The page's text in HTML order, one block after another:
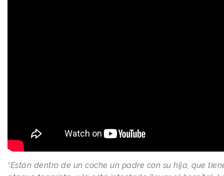
“Están dentro de un coche un padre con su hija, que